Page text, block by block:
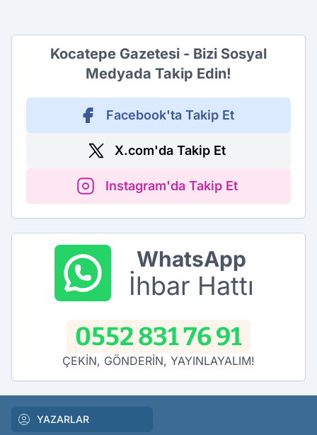
Kocatepe Gazetesi - Bizi Sosyal
Medyada Takip Edin!
Facebook'ta Takip Et
X.com'da Takip Et
Instagram'da Takip Et
WhatsApp
İhbar Hattı
0552 831 76 91
ÇEKİN, GÖNDERİN, YAYINLAYALIM!
YAZARLAR